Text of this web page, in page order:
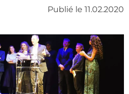
Publié le 11.02.2020